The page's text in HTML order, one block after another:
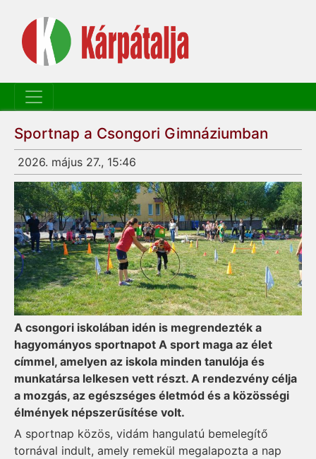
Sportnap a Csongori Gimnáziumban
2026. május 27., 15:46
A csongori iskolában idén is megrendezték a
hagyományos sportnapot A sport maga az élet
címmel, amelyen az iskola minden tanulója és
munkatársa lelkesen vett részt. A rendezvény célja
a mozgás, az egészséges életmód és a közösségi
élmények népszerűsítése volt.
A sportnap közös, vidám hangulatú bemelegítő
tornával indult, amely remekül megalapozta a nap